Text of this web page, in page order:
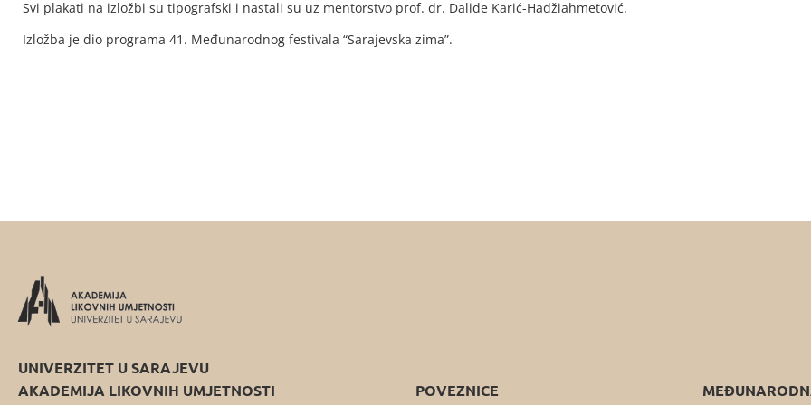
Svi plakati na izložbi su tipografski i nastali su uz mentorstvo prof. dr. Dalide Karić-Hadžiahmetović.
Izložba je dio programa 41. Međunarodnog festivala “Sarajevska zima”.
UNIVERZITET U SARAJEVU
AKADEMIJA LIKOVNIH UMJETNOSTI
POVEZNICE